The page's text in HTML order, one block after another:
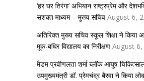
‘हर घर तिरंगा’ अभियान राष्ट्रप्रेम और
सशक्त माध्यम – मुख्य सचिव August 6,
अतिरिक्त मुख्य सचिव स्कूल शिक्षा ने किया
मूक-बधिर विद्यालय का निरीक्षण August 6,
मैडम प्रवीणलता शर्मा ब्लॉक आयुष
उपमुख्यमंत्री डॉ. प्रेमचंद्र बैरवा ने किया